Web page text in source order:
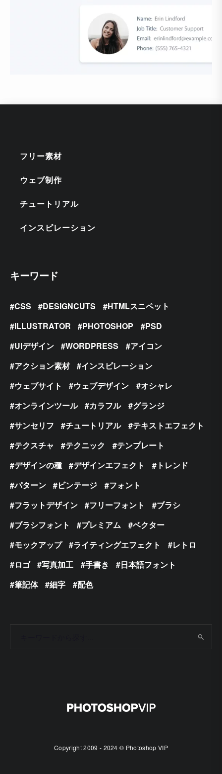
フリー素材
ウェブ制作
チュートリアル
インスピレーション
キーワード
CSS DESIGNCUTS
HTMLスニペット
ILLUSTRATOR
PHOTOSHOP
PSD
UIデザイン
WORDPRESS
アイコン
アクション素材
インスピレーション
ウェブサイト
ウェブデザイン
オシャレ
オンラインツール
カラフル
グランジ
サンセリフ
チュートリアル
テキストエフェクト
テクスチャ
テクニック
テンプレート
デザインの種
デザインエフェクト
トレンド
パターン
ビンテージ
フォント
フラットデザイン
フリーフォント
ブラシ
ブラシフォント
プレミアム
ベクター
モックアップ
ライティングエフェクト
レトロ
ロゴ
写真加工 手書き
日本語フォント
筆記体
細字 配色
Copyright 2009 - 2024 © Photoshop VIP